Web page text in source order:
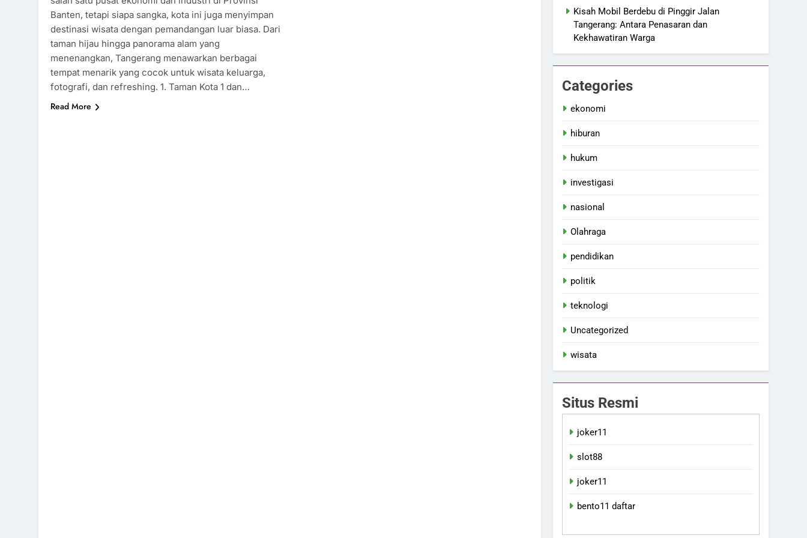
Banten, tetapi siapa sangka, kota ini juga menyimpan
destinasi wisata dengan pemandangan luar biasa. Dari
taman hijau hingga panorama alam yang
menenangkan, Tangerang menawarkan berbagai
tempat menarik yang cocok untuk wisata keluarga,
fotografi, dan refreshing. 1. Taman Kota 1 dan…
Read More
Kisah Mobil Berdebu di Pinggir Jalan
Tangerang: Antara Penasaran dan
Kekhawatiran Warga
Categories
ekonomi
hiburan
hukum
investigasi
nasional
Olahraga
pendidikan
politik
teknologi
Uncategorized
wisata
Situs Resmi
joker11
slot88
joker11
bento11 daftar